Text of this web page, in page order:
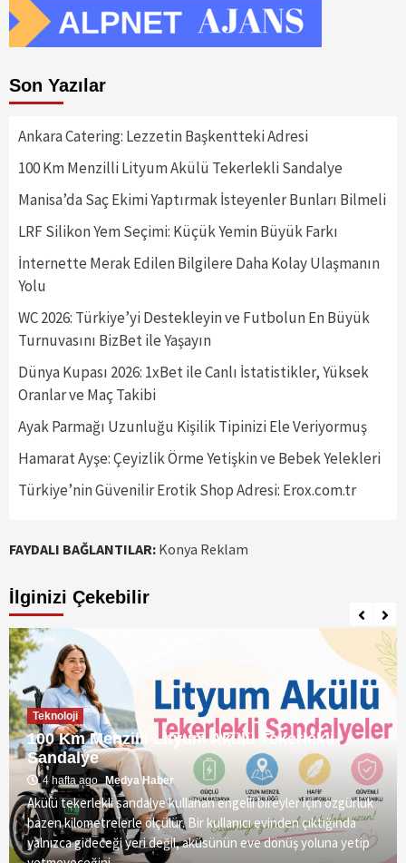
Son Yazılar
Ankara Catering: Lezzetin Başkentteki Adresi
100 Km Menzilli Lityum Akülü Tekerlekli Sandalye
Manisa’da Saç Ekimi Yaptırmak İsteyenler Bunları Bilmeli
LRF Silikon Yem Seçimi: Küçük Yemin Büyük Farkı
İnternette Merak Edilen Bilgilere Daha Kolay Ulaşmanın
Yolu
WC 2026: Türkiye’yi Destekleyin ve Futbolun En Büyük
Turnuvasını BizBet ile Yaşayın
Dünya Kupası 2026: 1xBet ile Canlı İstatistikler, Yüksek
Oranlar ve Maç Takibi
Ayak Parmağı Uzunluğu Kişilik Tipinizi Ele Veriyormuş
Hamarat Ayşe: Çeyizlik Örme Yetişkin ve Bebek Yelekleri
Türkiye’nin Güvenilir Erotik Shop Adresi: Erox.com.tr
FAYDALI BAĞLANTILAR: Konya Reklam
İlginizi Çekebilir
Teknoloji
100 Km Menzilli Lityum Akülü Tekerlekli
Sandalye
4 hafta ago Medya Haber
Akülü tekerlekli sandalye kullanan engelli bireyler için özgürlük
bazen kilometrelerle ölçülür. Bir kullanıcı evinden çıktığında
yalnızca gideceği yeri değil, aküsünün eve dönüş yoluna yetip